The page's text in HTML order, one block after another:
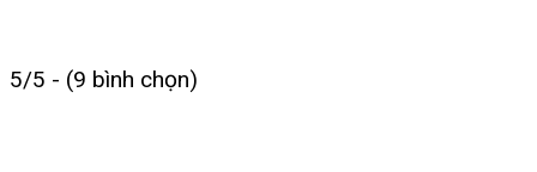
5/5 - (9 bình chọn)